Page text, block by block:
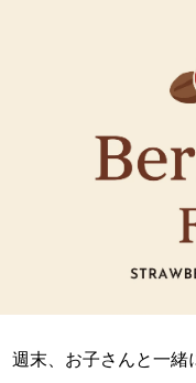
週末、お子さんと一緒